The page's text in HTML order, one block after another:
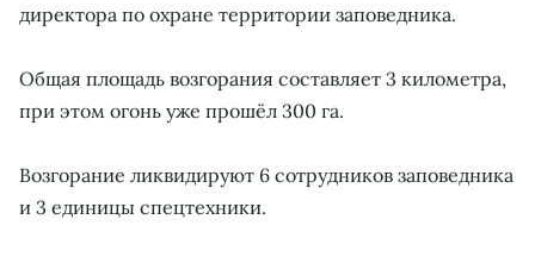
директора по охране территории заповедника.
Общая площадь возгорания составляет 3 километра,
при этом огонь уже прошёл 300 га.
Возгорание ликвидируют 6 сотрудников заповедника
и 3 единицы спецтехники.